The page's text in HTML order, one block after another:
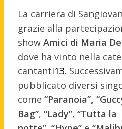
La carriera di
grazie alla
show Amici di Maria
dove ha vinto nella
cantanti13.
pubblicato diversi
come “Paranoia”,
Bag”, “Lady”, “Tutta la